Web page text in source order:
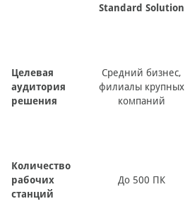
Standard Solution
Целевая
аудитория
решения
Средний бизнес,
филиалы крупных
компаний
Количество
рабочих
станций
До 500 ПК